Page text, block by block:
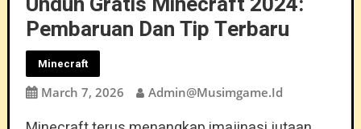
Pembaruan Dan Tip Terbaru
Minecraft
March 7, 2026 Admin@musimgame.id